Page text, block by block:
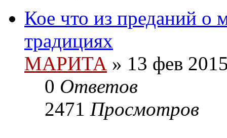
Кое что из преданий о
традициях
МАРИТА » 13 фев
0 Ответов
2471 Просмотров